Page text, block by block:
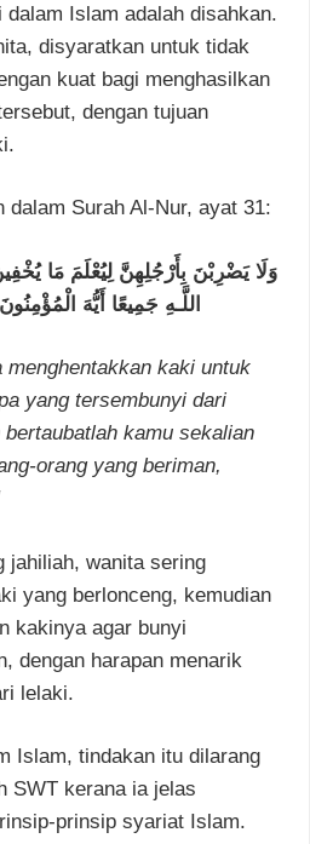
Islam adalah disahkan.
disyaratkan untuk tidak
kuat bagi menghasilkan
dengan tujuan
dalam Surah Al-Nur, ayat 31:
وَلَا يَضْرِبْنَ بِأَرْجُلِهِنَّ لِيُعْلَمَ مَا
اللَّـهِ جَمِيعًا أَيُّهَ
menghentakkan kaki untuk
yang tersembunyi dari
kamu sekalian
orang yang beriman,
jahiliah, wanita sering
yang berlonceng, kemudian
kakinya agar bunyi
dengan harapan menarik
lelaki.
Islam, tindakan itu dilarang
SWT kerana ia jelas
prinsip syariat Islam.